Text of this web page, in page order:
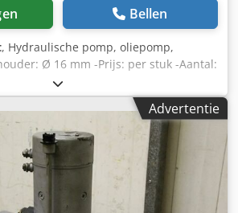
Bellen
, Hydraulische pomp, oliepomp,
Ø 16 mm -Prijs: per stuk -Aantal:
Adyorf -Maten:
7,7 kg
Advertentie